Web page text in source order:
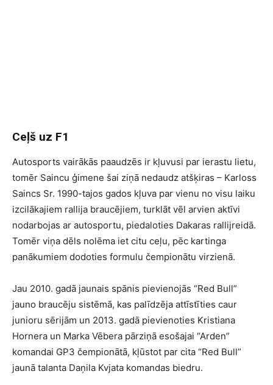
Ceļš uz F1
Autosports vairākās paaudzēs ir kļuvusi par ierastu lietu,
tomēr Saincu ģimene šai ziņā nedaudz atšķiras – Karloss
Saincs Sr. 1990-tajos gados kļuva par vienu no visu laiku
izcilākajiem rallija braucējiem, turklāt vēl arvien aktīvi
nodarbojas ar autosportu, piedaloties Dakaras rallijreidā.
Tomēr viņa dēls nolēma iet citu ceļu, pēc kartinga
panākumiem dodoties formulu čempionātu virzienā.
Jau 2010. gadā jaunais spānis pievienojās “Red Bull”
jauno braucēju sistēmā, kas palīdzēja attīstīties caur
junioru sērijām un 2013. gadā pievienoties Kristiana
Hornera un Marka Vēbera pārziņā esošajai “Arden”
komandai GP3 čempionātā, kļūstot par cita “Red Bull”
jaunā talanta Daņila Kvjata komandas biedru.